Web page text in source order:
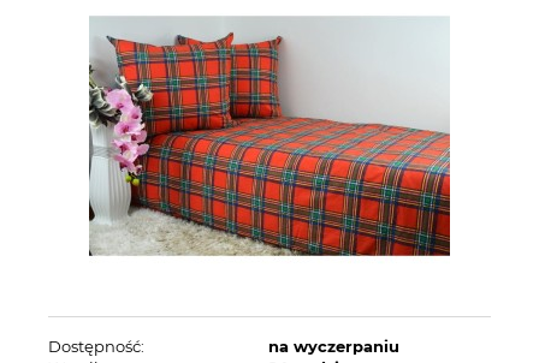
Dostępność:
na wyczerpaniu